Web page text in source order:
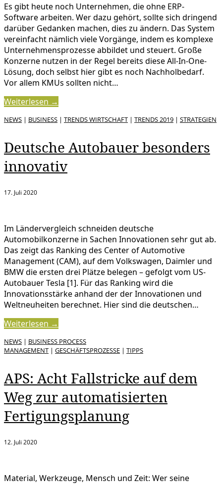
Es gibt heute noch Unternehmen, die ohne ERP-
Software arbeiten. Wer dazu gehört, sollte sich dringend
darüber Gedanken machen, dies zu ändern. Das System
vereinfacht nämlich viele Vorgänge, indem es komplexe
Unternehmensprozesse abbildet und steuert. Große
Konzerne nutzen in der Regel bereits diese All-In-One-
Lösung, doch selbst hier gibt es noch Nachholbedarf.
Vor allem KMUs sollten nicht…
Weiterlesen →
NEWS | BUSINESS | TRENDS WIRTSCHAFT | TRENDS 2019 | STRATEGIEN
Deutsche Autobauer besonders
innovativ
17. Juli 2020
Im Ländervergleich schneiden deutsche
Automobilkonzerne in Sachen Innovationen sehr gut ab.
Das zeigt das Ranking des Center of Automotive
Management (CAM), auf dem Volkswagen, Daimler und
BMW die ersten drei Plätze belegen – gefolgt vom US-
Autobauer Tesla [1]. Für das Ranking wird die
Innovationsstärke anhand der der Innovationen und
Weltneuheiten berechnet. Hier sind die deutschen…
Weiterlesen →
NEWS | BUSINESS PROCESS
MANAGEMENT | GESCHÄFTSPROZESSE | TIPPS
APS: Acht Fallstricke auf dem
Weg zur automatisierten
Fertigungsplanung
12. Juli 2020
Material, Werkzeuge, Mensch und Zeit: Wer seine